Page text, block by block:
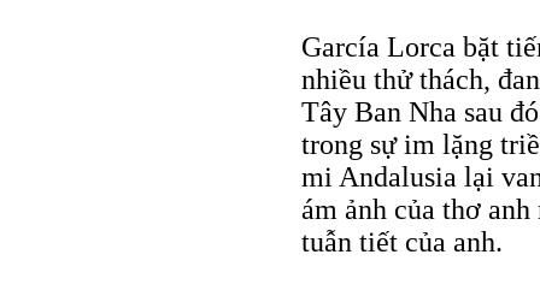
García Lorca bặt
nhiều thử thách,
Tây Ban Nha sau
trong sự im lặng
mi Andalusia lại
ám ảnh của thơ
tuẫn tiết của anh.